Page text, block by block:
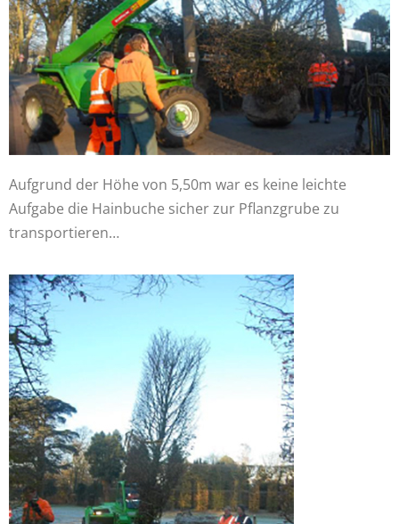
Aufgrund der Höhe von 5,50m war es keine leichte
Aufgabe die Hainbuche sicher zur Pflanzgrube zu
transportieren…